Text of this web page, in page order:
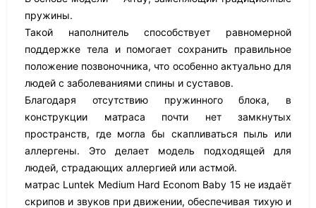
пружины.
Такой наполнитель способствует равномерной
поддержке тела и помогает сохранить правильное
положение позвоночника, что особенно актуально для
людей с заболеваниями спины и суставов.
Благодаря отсутствию пружинного блока, в
конструкции матраса почти нет замкнутых
пространств, где могла бы скапливаться пыль или
аллергены. Это делает модель подходящей для
людей, страдающих аллергией или астмой.
матрас Luntek Medium Hard Econom Baby 15 не издаёт
скрипов и звуков при движении, обеспечивая тихую и